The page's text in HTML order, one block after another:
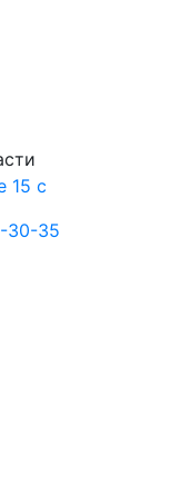
15 с
30-35